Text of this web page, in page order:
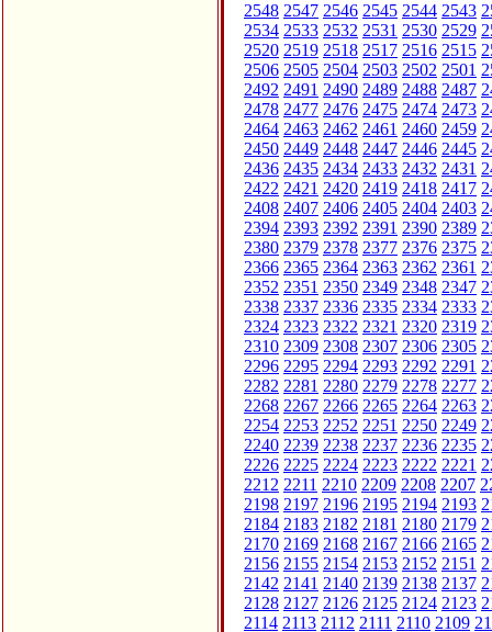
2548 2547 2546 2545 2544 2543
2534 2533 2532 2531 2530 2529
2520 2519 2518 2517 2516 2515
2506 2505 2504 2503 2502 2501
2492 2491 2490 2489 2488 2487
2478 2477 2476 2475 2474 2473
2464 2463 2462 2461 2460 2459
2450 2449 2448 2447 2446 2445
2436 2435 2434 2433 2432 2431
2422 2421 2420 2419 2418 2417
2408 2407 2406 2405 2404 2403
2394 2393 2392 2391 2390 2389
2380 2379 2378 2377 2376 2375
2366 2365 2364 2363 2362 2361
2352 2351 2350 2349 2348 2347
2338 2337 2336 2335 2334 2333
2324 2323 2322 2321 2320 2319
2310 2309 2308 2307 2306 2305
2296 2295 2294 2293 2292 2291
2282 2281 2280 2279 2278 2277
2268 2267 2266 2265 2264 2263
2254 2253 2252 2251 2250 2249
2240 2239 2238 2237 2236 2235
2226 2225 2224 2223 2222 2221
2212 2211 2210 2209 2208 2207
2198 2197 2196 2195 2194 2193
2184 2183 2182 2181 2180 2179
2170 2169 2168 2167 2166 2165
2156 2155 2154 2153 2152 2151
2142 2141 2140 2139 2138 2137
2128 2127 2126 2125 2124 2123
2114 2113 2112 2111 2110 2109